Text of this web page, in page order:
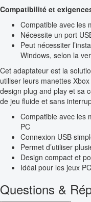
Compatibilité et
Compatible avec les
Nécessite un port
Peut nécessiter
Windows, selon la
Cet adaptateur est la
utiliser leurs manettes
design plug and play et sa
de jeu fluide et sans
Compatible avec les
PC
Connexion USB
Permet d’utiliser
Design compact et
Idéal pour les jeux
Questions &